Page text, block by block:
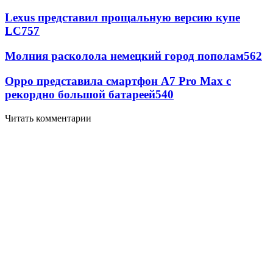
Lexus представил прощальную версию купе
LC757
Молния расколола немецкий город пополам562
Oppo представила смартфон A7 Pro Max с
рекордно большой батареей540
Читать комментарии